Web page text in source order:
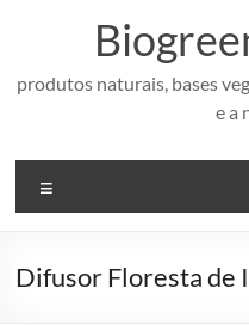
conteúdo
produtos naturais, bases
e a
Difusor Floresta de